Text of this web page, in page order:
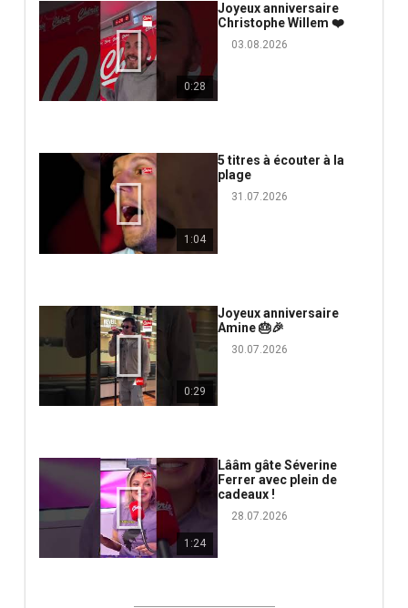
0:28
Joyeux anniversaire
Christophe Willem ❤️
03.08.2026
1:04
5 titres à écouter à la
plage
31.07.2026
0:29
Joyeux anniversaire
Amine 🎂🎉
30.07.2026
1:24
Lââm gâte Séverine
Ferrer avec plein de
cadeaux !
28.07.2026